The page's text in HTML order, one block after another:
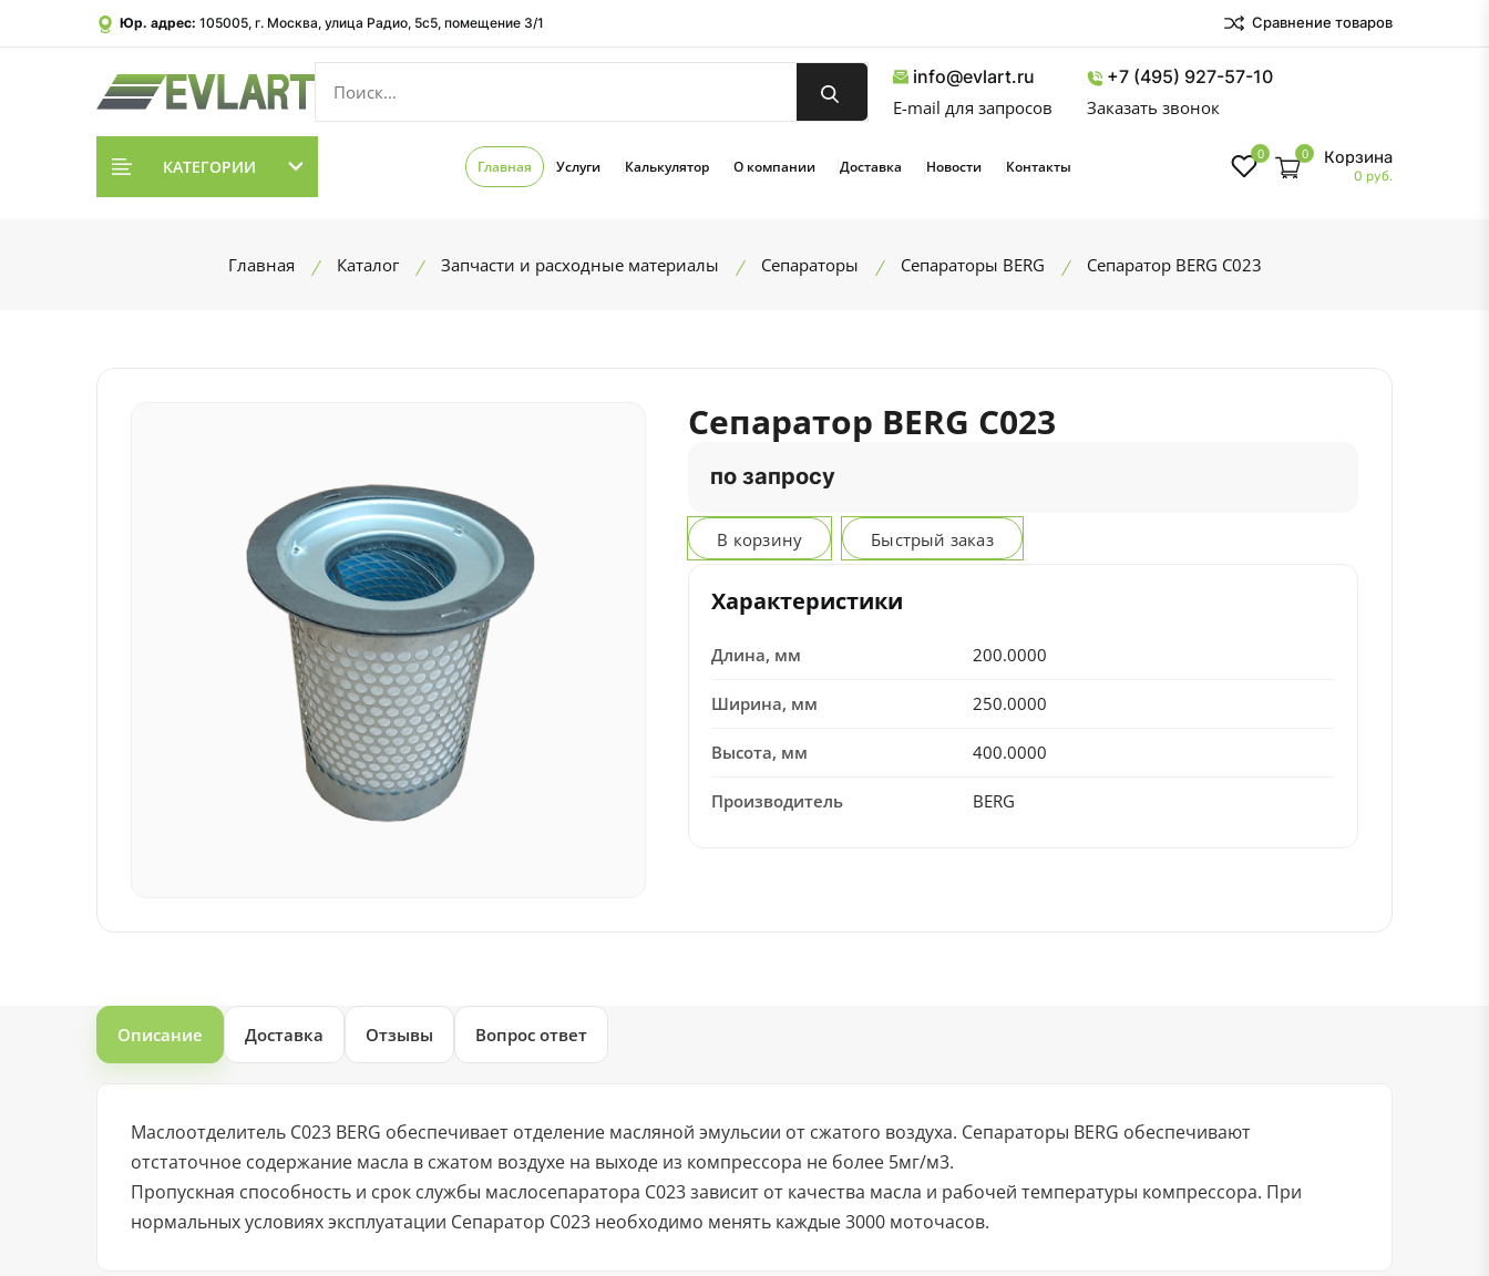
Юр. адрес: 105005, г. Москва, улица Радио, 5с5, помещение 3/1 Сравнение товаров
info@evlart.ru
E-mail для запросов
+7 (495) 927-57-10
Заказать звонок
КАТЕГОРИИ Главная Услуги Калькулятор О компании Доставка Новости Контакты
0 0 Корзина
0 руб.
Главная Каталог Запчасти и расходные материалы Сепараторы Сепараторы BERG Сепаратор BERG C023
Сепаратор BERG C023
по запросу
В корзину Быстрый заказ
Характеристики
Длина, мм 200.0000
Ширина, мм 250.0000
Высота, мм 400.0000
Производитель BERG
Описание Доставка Отзывы Вопрос ответ
Маслоотделитель C023 BERG обеспечивает отделение масляной эмульсии от сжатого воздуха. Сепараторы BERG обеспечивают
отстаточное содержание масла в сжатом воздухе на выходе из компрессора не более 5мг/м3.
Пропускная способность и срок службы маслосепаратора C023 зависит от качества масла и рабочей температуры компрессора. При
нормальных условиях эксплуатации Сепаратор C023 необходимо менять каждые 3000 моточасов.